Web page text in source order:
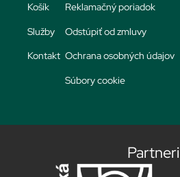
Košík
Služby
Kontakt
Reklamačný poriadok
Odstúpiť od zmluvy
Ochrana osobných údajov
Súbory cookie
Partneri